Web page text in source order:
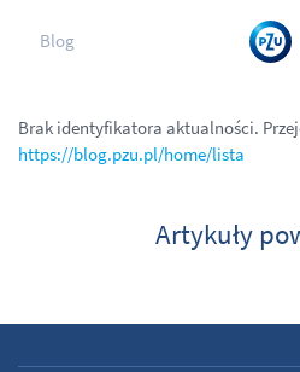
Blog
Brak identyfikatora aktualności.
https://blog.pzu.pl/home/lista
Artykuły